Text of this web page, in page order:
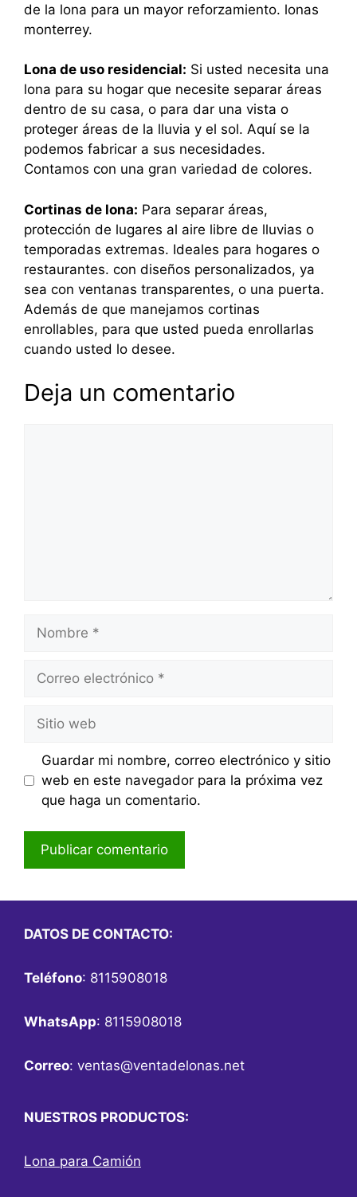
de la lona para un mayor reforzamiento. lonas
monterrey.
Lona de uso residencial: Si usted necesita una
lona para su hogar que necesite separar áreas
dentro de su casa, o para dar una vista o
proteger áreas de la lluvia y el sol. Aquí se la
podemos fabricar a sus necesidades.
Contamos con una gran variedad de colores.
Cortinas de lona: Para separar áreas,
protección de lugares al aire libre de lluvias o
temporadas extremas. Ideales para hogares o
restaurantes. con diseños personalizados, ya
sea con ventanas transparentes, o una puerta.
Además de que manejamos cortinas
enrollables, para que usted pueda enrollarlas
cuando usted lo desee.
Deja un comentario
Nombre
Correo
Sitio
web
Guardar mi nombre, correo electrónico y sitio
web en este navegador para la próxima vez
que haga un comentario.
DATOS DE CONTACTO:
Teléfono: 8115908018
WhatsApp: 8115908018
Correo: ventas@ventadelonas.net
NUESTROS PRODUCTOS:
Lona para Camión